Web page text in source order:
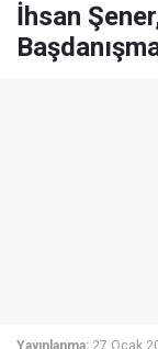
İhsan
Yayınlanma: 27 Ocak